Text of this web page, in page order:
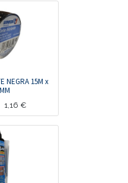
NEGRA 15M x
1,16 €